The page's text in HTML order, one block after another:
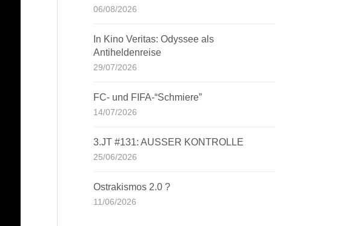
06/08/2026
In Kino Veritas: Odyssee als
Antiheldenreise
29/07/2026
FC- und FIFA-“Schmiere”
14/07/2026
3.JT #131: AUSSER KONTROLLE
25/06/2026
Ostrakismos 2.0 ?
11/06/2026